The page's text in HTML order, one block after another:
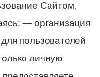
Сайтом,
— организация
пользователей
личную